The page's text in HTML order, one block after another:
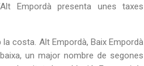
Empordà presenta unes taxes
costa. Alt Empordà, Baix Empordà
un major nombre de segones